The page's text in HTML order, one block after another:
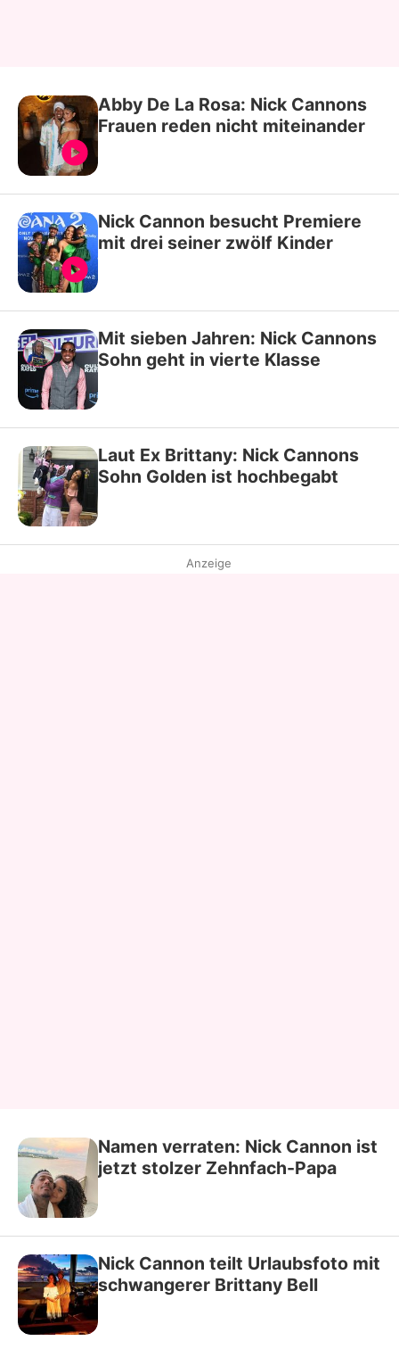
Abby De La Rosa: Nick Cannons
Frauen reden nicht miteinander
Nick Cannon besucht Premiere
mit drei seiner zwölf Kinder
Mit sieben Jahren: Nick Cannons
Sohn geht in vierte Klasse
Laut Ex Brittany: Nick Cannons
Sohn Golden ist hochbegabt
Anzeige
Namen verraten: Nick Cannon ist
jetzt stolzer Zehnfach-Papa
Nick Cannon teilt Urlaubsfoto mit
schwangerer Brittany Bell